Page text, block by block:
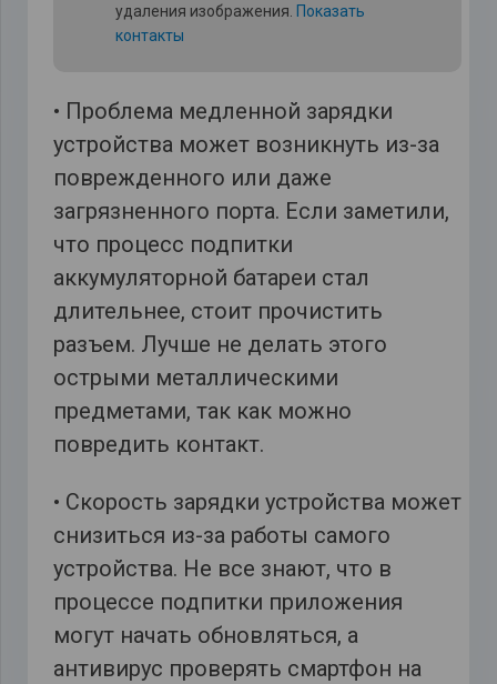
удаления изображения. Показать
контакты
• Проблема медленной зарядки
устройства может возникнуть из-за
поврежденного или даже
загрязненного порта. Если заметили,
что процесс подпитки
аккумуляторной батареи стал
длительнее, стоит прочистить
разъем. Лучше не делать этого
острыми металлическими
предметами, так как можно
повредить контакт.
• Скорость зарядки устройства может
снизиться из-за работы самого
устройства. Не все знают, что в
процессе подпитки приложения
могут начать обновляться, а
антивирус проверять смартфон на